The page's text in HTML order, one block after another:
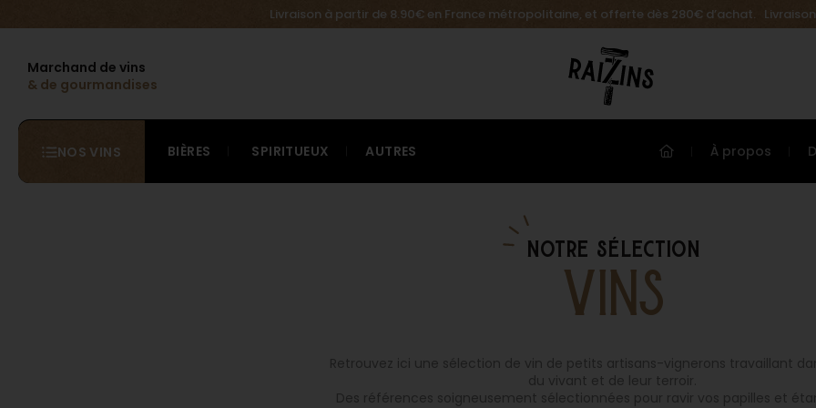
Livraison à partir de 8.90€ en France métropolitaine, et offerte dès 280€ d’achat.
Marchand de vins
& de gourmandises
NOS VINS BIÈRES SPIRITUEUX AUTRES À propos
notre sélection
VINS
Retrouvez ici une sélection de vin de petits artisans-vignerons travaillant
du vivant et de leur terroir.
Des références soigneusement sélectionnées pour ravir vos papilles et